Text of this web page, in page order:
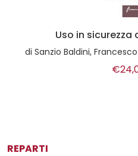
Uso in
di Sanzio Baldini,
REPARTI